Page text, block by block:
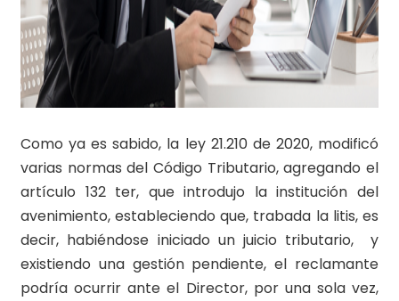
Como ya es sabido, la ley 21.210 de 2020, modificó
varias normas del Código Tributario, agregando el
artículo 132 ter, que introdujo la institución del
avenimiento, estableciendo que, trabada la litis, es
decir, habiéndose iniciado un juicio tributario, y
existiendo una gestión pendiente, el reclamante
podría ocurrir ante el Director, por una sola vez,